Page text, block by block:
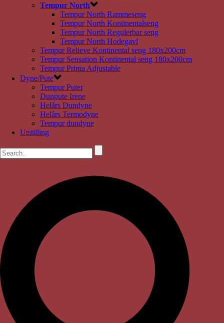
Tempur North
Tempur North Rammeseng
Tempur North Kontinentalseng
Tempur North Regulerbar seng
Tempur North Hodegavl
Tempur Relieve Kontinental seng 180x200cm
Tempur Sensation Kontinental seng 180x200cm
Tempur Prima Adjustable
Dyne/Pute
Tempur Puter
Dunpute Irene
Helårs Dundyne
Helårs Termodyne
Tempur dundyne
Utstilling